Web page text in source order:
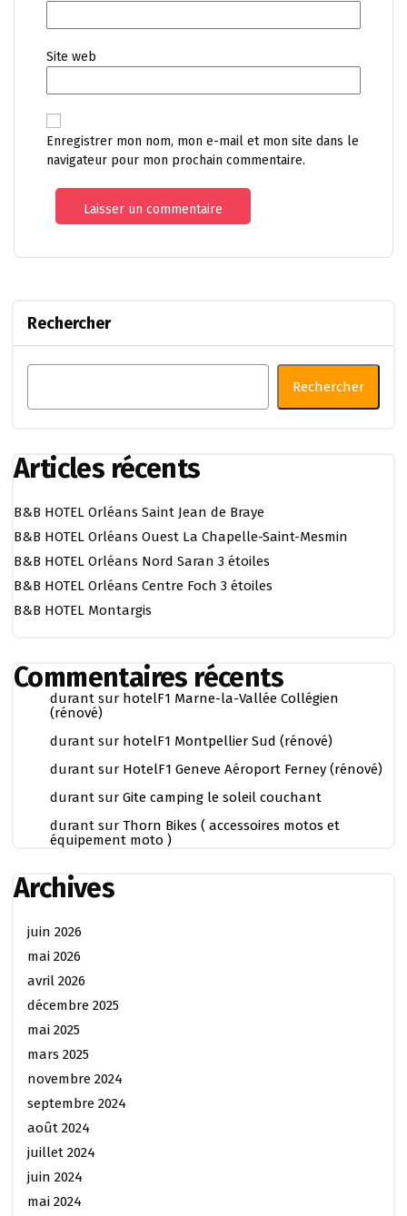
Site web
Enregistrer mon nom, mon e-mail et mon site dans le
navigateur pour mon prochain commentaire.
Rechercher
Rechercher
Articles récents
B&B HOTEL Orléans Saint Jean de Braye
B&B HOTEL Orléans Ouest La Chapelle-Saint-Mesmin
B&B HOTEL Orléans Nord Saran 3 étoiles
B&B HOTEL Orléans Centre Foch 3 étoiles
B&B HOTEL Montargis
Commentaires récents
durant sur hotelF1 Marne-la-Vallée Collégien
(rénové)
durant sur hotelF1 Montpellier Sud (rénové)
durant sur HotelF1 Geneve Aéroport Ferney (rénové)
durant sur Gite camping le soleil couchant
durant sur Thorn Bikes ( accessoires motos et
équipement moto )
Archives
juin 2026
mai 2026
avril 2026
décembre 2025
mai 2025
mars 2025
novembre 2024
septembre 2024
août 2024
juillet 2024
juin 2024
mai 2024